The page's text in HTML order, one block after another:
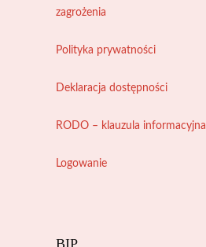
zagrożenia
Polityka prywatności
Deklaracja dostępności
RODO – klauzula informacyjna
Logowanie
BIP